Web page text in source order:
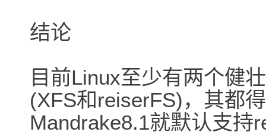
结论
目前Linux至少有两个健
(XFS和reiserFS)，其都
Mandrake8.1就默认支持